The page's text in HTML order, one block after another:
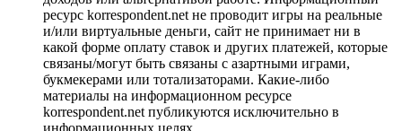
ресурс korrespondent.net не проводит игры на реальные
и/или виртуальные деньги, сайт не принимает ни в
какой форме оплату ставок и других платежей, которые
связаны/могут быть связаны с азартными играми,
букмекерами или тотализаторами. Какие-либо
материалы на информационном ресурсе
korrespondent.net публикуются исключительно в